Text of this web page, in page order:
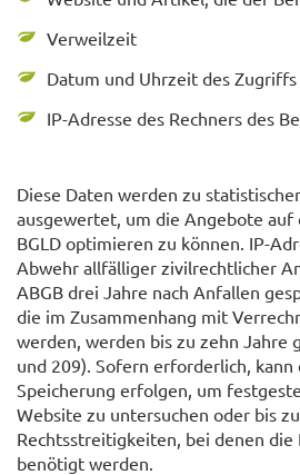
Verweilzeit
Datum und Uhrzeit des Zugriffs
IP-Adresse des Rechners des
Diese Daten werden zu
ausgewertet, um die Angebote auf
BGLD optimieren zu können. IP-
Abwehr allfälliger zivilrechtlicher
ABGB drei Jahre nach Anfallen
die im Zusammenhang mit
werden, werden bis zu zehn Jahre
und 209). Sofern erforderlich, kann
Speicherung erfolgen, um
Website zu untersuchen oder bis
Rechtsstreitigkeiten, bei denen die
benötigt werden.